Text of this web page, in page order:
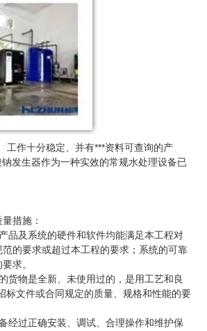
作十分稳定、并有***资料可查询的产
发生器作为一种实效的常规水处理设备已
措施：
及系统的硬件和软件均能满足本工程对
的要求或超过本工程的要求；系统的可靠
求。
物是全新、未使用过的，是用工艺和良
标文件或合同规定的质量、规格和性能的要
过正确安装、调试、合理操作和维护保